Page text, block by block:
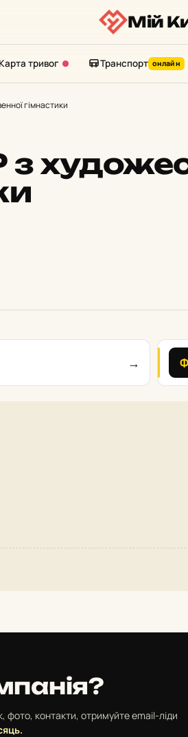
Мій
Карта тривог Транспорт онлайн
гімнастики
→ Ф
фото, контакти, отримуйте email-ліди